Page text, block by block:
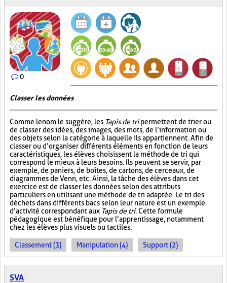
0
Classer les données
Comme le nom le suggère, les Tapis de tripermettent de trier ou
de classer des idées, des images, des mots, de l’information ou
des objets selon la catégorie à laquelle ils appartiennent. Afin de
classer ou d’organiser différents éléments en fonction de leurs
caractéristiques, les élèves choisissent la méthode de tri qui
correspond le mieux à leurs besoins. Ils peuvent se servir, par
exemple, de paniers, de boîtes, de cartons, de cerceaux, de
diagrammes de Venn, etc. Ainsi, la tâche des élèves dans cet
exercice est de classer les données selon des attributs
particuliers en utilisant une méthode de tri adaptée. Le tri des
déchets dans différents bacs selon leur nature est un exemple
d’activité correspondant aux Tapis de tri. Cette formule
pédagogique est bénéfique pour l’apprentissage, notamment
chez les élèves plus visuels ou tactiles.
Classement (3) Manipulation (4) Support (2)
SVA